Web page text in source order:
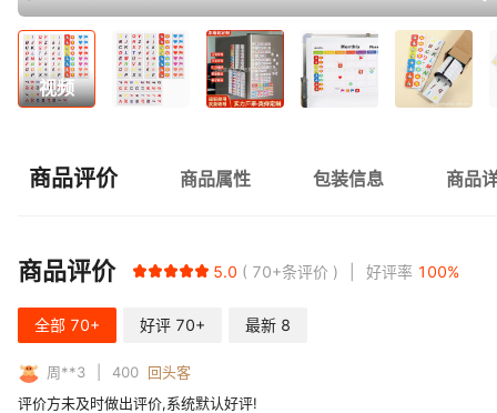
视频
商品评价 商品属性 包装信息 商品
商品评价 5.0 70+条评价 好评率 100%
全部 70+ 好评 70+ 最新 8
周**3 400 回头客
评价方未及时做出评价,系统默认好评!